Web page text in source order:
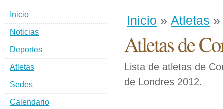
Inicio » Atletas »
Atletas de
Lista de atletas de
de Londres 2012.
Inicio
Noticias
Deportes
Atletas
Sedes
Calendario